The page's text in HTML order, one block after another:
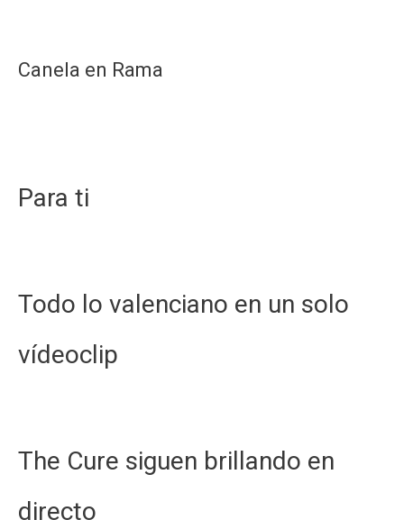
Canela en Rama
Para ti
Todo lo valenciano en un solo
vídeoclip
The Cure siguen brillando en
directo